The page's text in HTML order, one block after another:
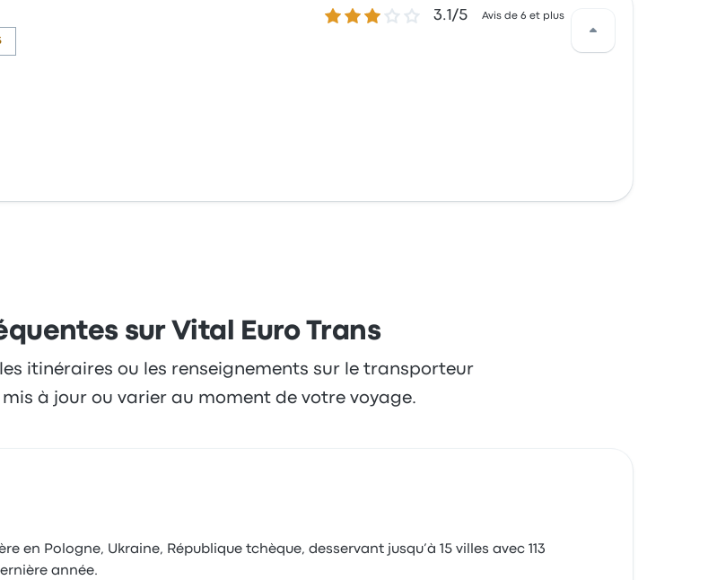
3.1 sur 5 étoiles 3.1/5 Avis de 6 et plus
sur Vital Euro Trans
itinéraires ou les renseignements sur le transporteur
à jour ou varier au moment de votre voyage.
en Pologne, Ukraine, République tchèque, desservant jusqu’à 15 villes avec 113
année.